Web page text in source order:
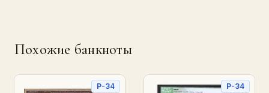
Похожие банкноты
P-34 P-34